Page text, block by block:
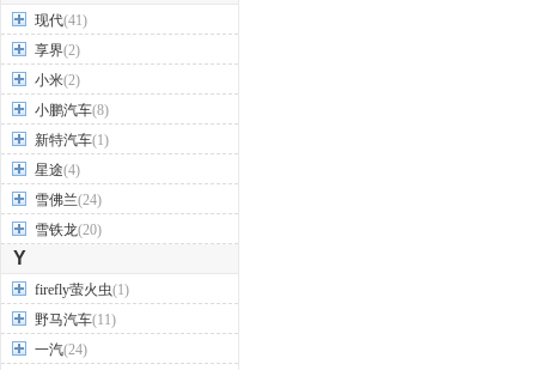
现代(41)
享界(2)
小米(2)
小鹏汽车(8)
新特汽车(1)
星途(4)
雪佛兰(24)
雪铁龙(20)
Y
firefly萤火虫(1)
野马汽车(11)
一汽(24)